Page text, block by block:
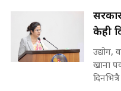
केही
उद्योग,
खाना